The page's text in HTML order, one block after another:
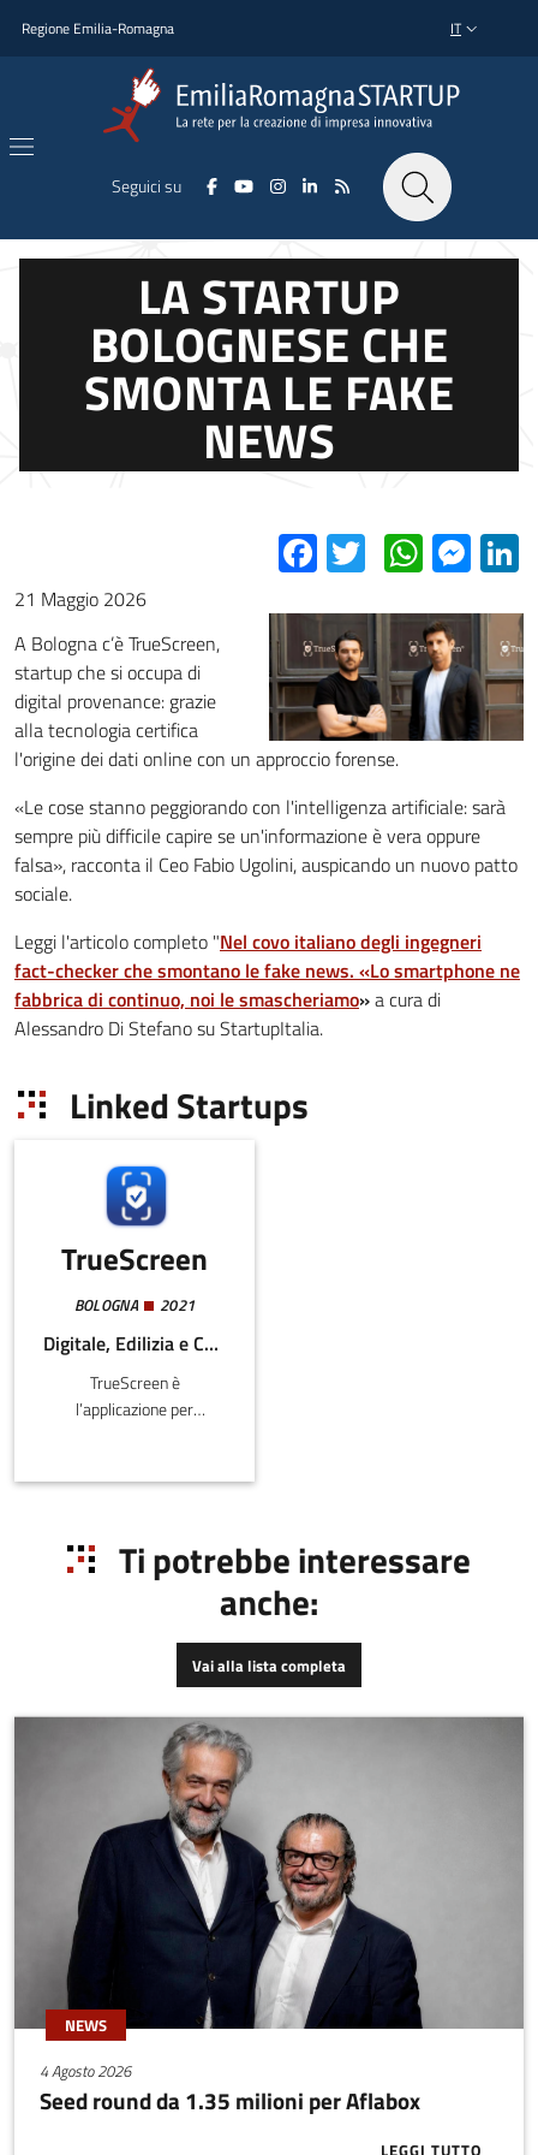
Regione Emilia-Romagna SELETTORE
IT
Seguici su
LA STARTUP
BOLOGNESE CHE
SMONTA LE FAKE
NEWS
Facebook
Twitter
21 Maggio 2026
A Bologna c’è TrueScreen,
startup che si occupa di
digital provenance: grazie
alla tecnologia certifica
l'origine dei dati online con un approccio forense.
«Le cose stanno peggiorando con l'intelligenza artificiale: sarà
sempre più difficile capire se un'informazione è vera oppure
falsa», racconta il Ceo Fabio Ugolini, auspicando un nuovo patto
sociale.
Leggi l'articolo completo "Nel covo italiano degli ingegneri
fact-checker che smontano le fake news. «Lo smartphone ne
fabbrica di continuo, noi le smascheriamo»a cura di
Alessandro Di Stefano su StartupItalia.
Linked Startups
TrueScreen
BOLOGNA 2021
Digitale, Edilizia e Costruzioni, Meccatronica e Materiali
TrueScreen è
l’applicazione per
estremo valore probatorio
multimediali acquisiti con
un dispositivo mobile
audio, GPS e registrazione
dello schermo).
Ti potrebbe interessare
anche:
Vai alla lista completa
NEWS
4 Agosto 2026
Seed round da 1.35 milioni per Aflabox
LEGGI TUTTO